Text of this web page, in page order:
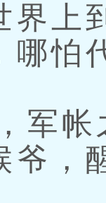
界上
哪怕
帐
爷，